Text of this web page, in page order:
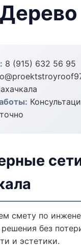
8 (915) 632 56 95
смету по
без
и эстетики.